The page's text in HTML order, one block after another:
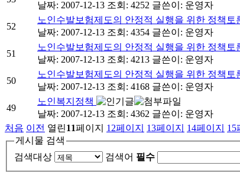
날짜: 2007-12-13 조회: 4252 글쓴이: 운영자
52
노인수발보험제도의 안정적 실행을 위한 정책토
날짜: 2007-12-13 조회: 4354 글쓴이: 운영자
51
노인수발보험제도의 안정적 실행을 위한 정책토
날짜: 2007-12-13 조회: 4213 글쓴이: 운영자
50
노인수발보험제도의 안정적 실행을 위한 정책토
날짜: 2007-12-13 조회: 4168 글쓴이: 운영자
49
노인복지정책
날짜: 2007-12-13 조회: 4362 글쓴이: 운영자
처음 이전 열린11페이지 12페이지 13페이지 14페이지 15
게시물 검색
검색대상
검색어 필수